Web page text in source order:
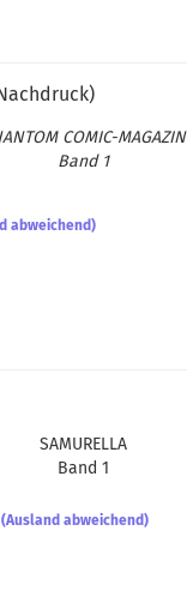
COMIC-​MAGAZIN
Band 1
abweichend)
SA­MU­REL­LA
Band 1
(Ausland abweichend)